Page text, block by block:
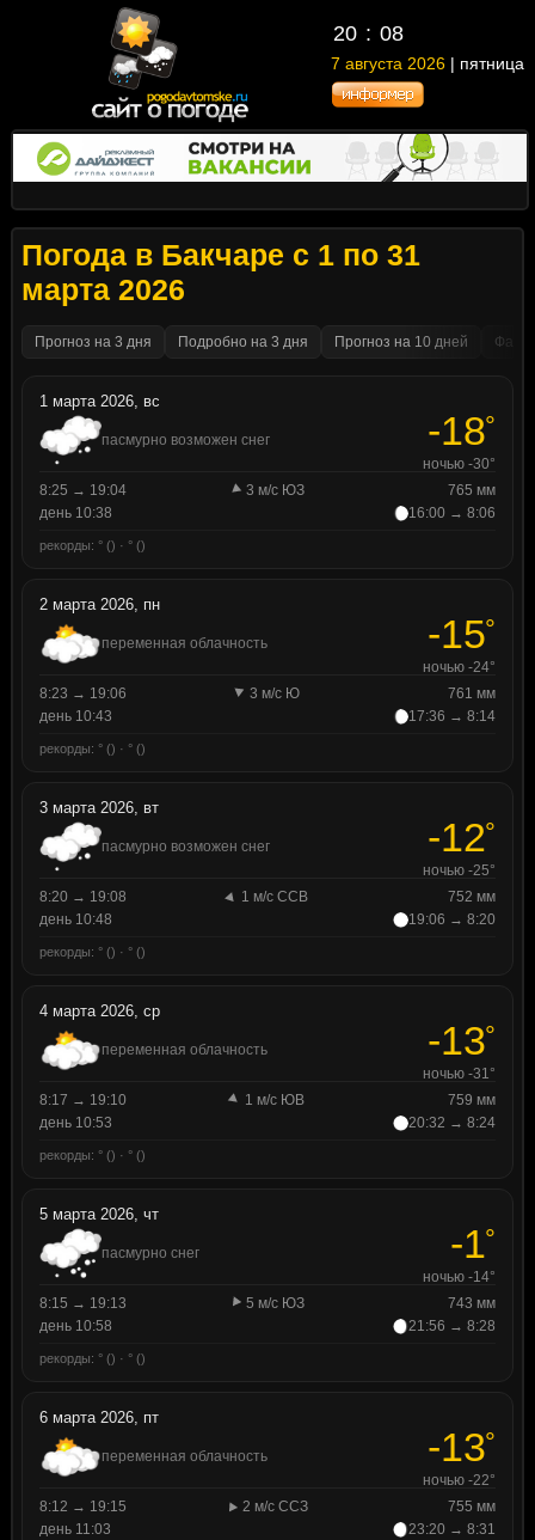
20 08
7 августа 2026 | пятница
Погода в Бакчаре с 1 по 31
марта 2026
Прогноз на 3 дня Подробно на 3 дня Прогноз на 10 дней
1 марта 2026, вс
пасмурно возможен снег -18°
ночью -30°
8:25 → 19:04
3 м/с ЮЗ
765 мм
день 10:38
16:00 → 8:06
рекорды: ° () · ° ()
2 марта 2026, пн
переменная облачность -15°
ночью -24°
8:23 → 19:06
3 м/с Ю
761 мм
день 10:43
17:36 → 8:14
рекорды: ° () · ° ()
3 марта 2026, вт
пасмурно возможен снег -12°
ночью -25°
8:20 → 19:08
1 м/с ССВ
752 мм
день 10:48
19:06 → 8:20
рекорды: ° () · ° ()
4 марта 2026, ср
переменная облачность -13°
ночью -31°
8:17 → 19:10
1 м/с ЮВ
759 мм
день 10:53
20:32 → 8:24
рекорды: ° () · ° ()
5 марта 2026, чт
пасмурно снег -1°
ночью -14°
8:15 → 19:13
5 м/с ЮЗ
743 мм
день 10:58
21:56 → 8:28
рекорды: ° () · ° ()
6 марта 2026, пт
переменная облачность -13°
ночью -22°
8:12 → 19:15
2 м/с ССЗ
755 мм
день 11:03
23:20 → 8:31